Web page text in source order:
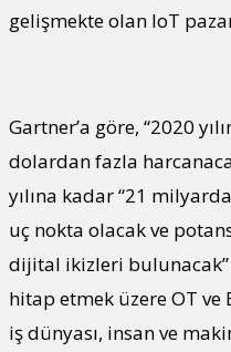
gelişmekte olan IoT
Gartner’a göre, “2020
dolardan fazla
yılına kadar “21
uç nokta olacak ve
dijital ikizleri
hitap etmek üzere OT
iş dünyası, insan ve